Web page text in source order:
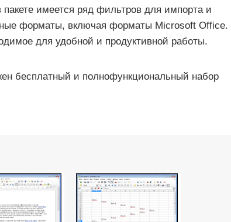
имеется ряд фильтров для импорта и
форматы, включая форматы Microsoft Office.
для удобной и продуктивной работы.
бесплатный и полнофункциональный набор